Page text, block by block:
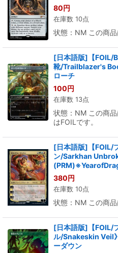
80円
在庫数 10点
状態：NM この商品
[日本語版]【FOIL/
靴/Trailblazer's
ローチ
100円
在庫数 13点
状態：NM この商
はFOILです。
[日本語版]【FOIL/
ン/Sarkhan
380円
在庫数 10点
状態：NM この商品
[日本語版]【FOIL/
ル/Snakeskin Veil
ーダウン